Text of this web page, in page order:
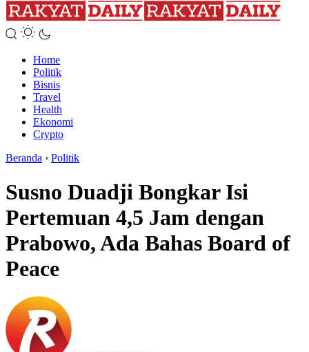
Home
Politik
Bisnis
Travel
Health
Ekonomi
Crypto
Beranda › Politik
Susno Duadji Bongkar Isi
Pertemuan 4,5 Jam dengan
Prabowo, Ada Bahas Board of
Peace